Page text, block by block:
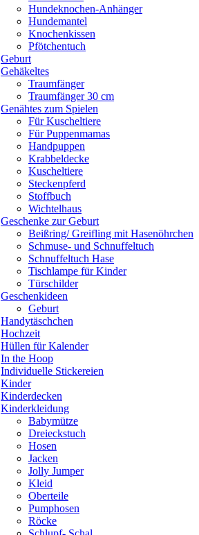
Hundeknochen-Anhänger
Hundemantel
Knochenkissen
Pfötchentuch
Geburt
Gehäkeltes
Traumfänger
Traumfänger 30 cm
Genähtes zum Spielen
Für Kuscheltiere
Für Puppenmamas
Handpuppen
Krabbeldecke
Kuscheltiere
Steckenpferd
Stoffbuch
Wichtelhaus
Geschenke zur Geburt
Beißring/ Greifling mit Hasenöhrchen
Schmuse- und Schnuffeltuch
Schnuffeltuch Hase
Tischlampe für Kinder
Türschilder
Geschenkideen
Geburt
Handytäschchen
Hochzeit
Hüllen für Kalender
In the Hoop
Individuelle Stickereien
Kinder
Kinderdecken
Kinderkleidung
Babymütze
Dreieckstuch
Hosen
Jacken
Jolly Jumper
Kleid
Oberteile
Pumphosen
Röcke